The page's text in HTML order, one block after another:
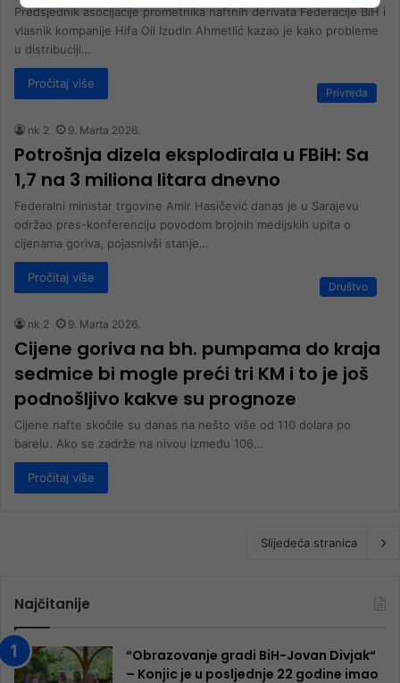
Predsjednik asocijacije prometnika naftnih derivata Federacije BiH i
vlasnik kompanije Hifa Oil Izudin Ahmetlić kazao je kako probleme
u distribuciji…
Pročitaj više
Privreda
nk 2 9. Marta 2026.
Potrošnja dizela eksplodirala u FBiH: Sa
1,7 na 3 miliona litara dnevno
Federalni ministar trgovine Amir Hasičević danas je u Sarajevu
održao pres-konferenciju povodom brojnih medijskih upita o
cijenama goriva, pojasnivši stanje…
Pročitaj više
Društvo
nk 2 9. Marta 2026.
Cijene goriva na bh. pumpama do kraja
sedmice bi mogle preći tri KM i to je još
podnošljivo kakve su prognoze
Cijene nafte skočile su danas na nešto više od 110 dolara po
barelu. Ako se zadrže na nivou između 106…
Pročitaj više
Slijedeća stranica
Najčitanije
“Obrazovanje gradi BiH-Jovan Divjak“
– Konjic je u posljednje 22 godine imao